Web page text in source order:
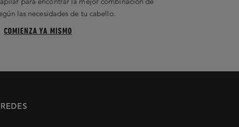
las necesidades de tu cabello.
COMIENZA YA MISMO